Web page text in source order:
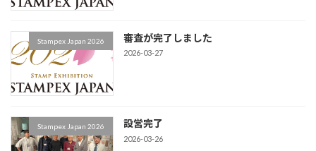
Stampex Japan 2026 審査が完了しました
2026-03-27
Stampex Japan 2026 設営完了
2026-03-26